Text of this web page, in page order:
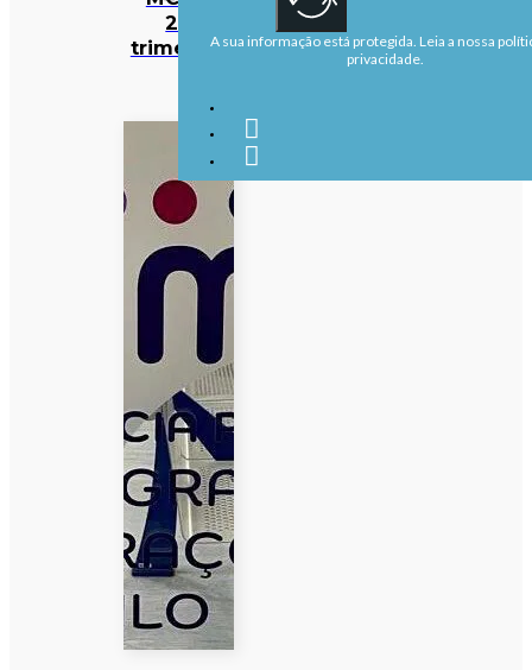
2.º
trimestreA sua informação está protegida. Leia a nossa
privacidade.